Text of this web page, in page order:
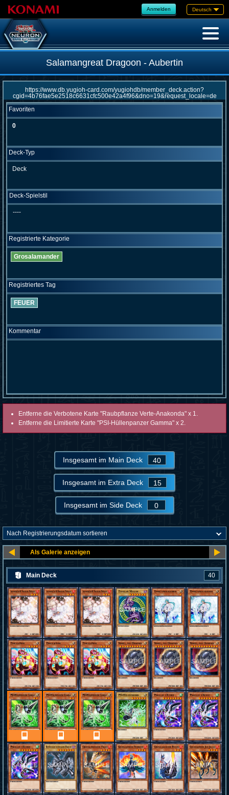
Anmelden Deutsch
Salamangreat Dragoon - Aubertin
Favoriten
0
Deck-Typ
Deck
Deck-Spielstil
----
Registrierte Kategorie
Grosalamander
Registriertes Tag
FEUER
Kommentar
Entferne die Verbotene Karte "Raubpflanze Verte-Anakonda" x 1.
Entferne die Limitierte Karte "PSI-Hüllenpanzer Gamma" x 2.
Insgesamt im Main Deck 40
Insgesamt im Extra Deck 15
Insgesamt im Side Deck 0
Main Deck 40